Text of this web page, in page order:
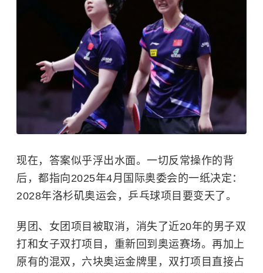
现在，答案似乎浮出水面。一切反常操作的背
后，都指向2025年4月国际奥委会的一纸决定：
2028年洛杉矶奥运会，乒乓球项目要变天了。
男团、女团项目被取消，消失了近20年的男子双
打和女子双打项目，重新回到奥运赛场。再加上
原有的混双，六块奥运金牌里，双打项目直接占